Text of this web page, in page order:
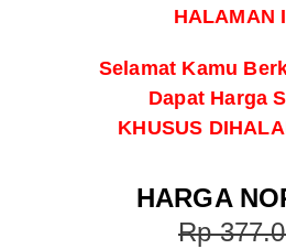
HALAMAN
Selamat Kamu
Dapat Harga
KHUSUS
HARGA
Rp